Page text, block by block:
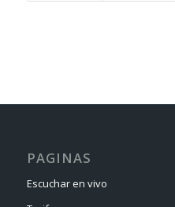
PAGINAS
Escuchar en vivo